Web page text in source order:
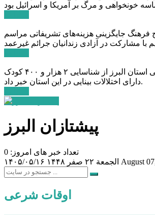
فرهنگ جایگزینی هزینه‌های تشریفاتی مراسم
با مشارکت در آزادی زندانیان جرائم غیرعمد
مدیر کل بهزیستی استان البرز از شناسایی ۲ هزار و ۴۰۰ کودک
دارای اختلالات بینایی در این استان خبر داد.
پیشتازان البرز
تعداد خبر های امروز: 0
۱۴۰۵/۰۵/۱۶
الجمعة ۲۲ صفر ۱۴۴۸ August
اوقات شرعی